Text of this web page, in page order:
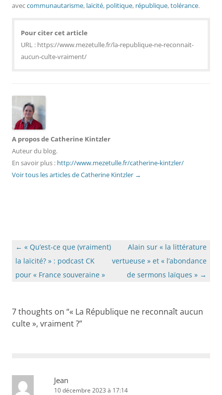
aveccommunautarisme, laïcité, politique, république,tolérance.
Pour citer cet article
URL : https://www.mezetulle.fr/la-republique-ne-reconnait-
aucun-culte-vraiment/
A propos de Catherine Kintzler
Auteur du blog.
En savoir plus : http://www.mezetulle.fr/catherine-kintzler/
Voir tous les articles de Catherine Kintzler →
Navigation
des
articles
← « Qu’est-ce que (vraiment)
la laïcité? » : podcast CK
pour « France souveraine »
Alain sur « la littérature
vertueuse » et « l’abondance
de sermons laïques » →
7 thoughts on “« La République ne reconnaît aucun
culte », vraiment ?”
Jean
10 décembre 2023 à 17:14